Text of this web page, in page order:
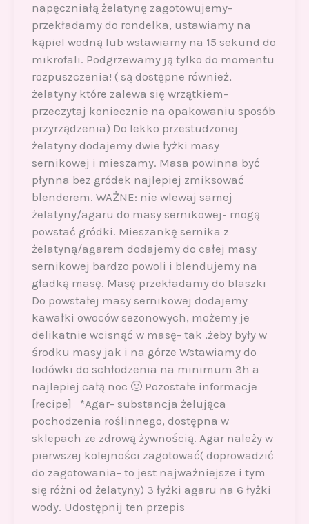
napęczniałą żelatynę zagotowujemy-
przekładamy do rondelka, ustawiamy na
kąpiel wodną lub wstawiamy na 15 sekund do
mikrofali. Podgrzewamy ją tylko do momentu
rozpuszczenia! ( są dostępne również,
żelatyny które zalewa się wrzątkiem-
przeczytaj koniecznie na opakowaniu sposób
przyrządzenia) Do lekko przestudzonej
żelatyny dodajemy dwie łyżki masy
sernikowej i mieszamy. Masa powinna być
płynna bez gródek najlepiej zmiksować
blenderem. WAŻNE: nie wlewaj samej
żelatyny/agaru do masy sernikowej- mogą
powstać gródki. Mieszankę sernika z
żelatyną/agarem dodajemy do całej masy
sernikowej bardzo powoli i blendujemy na
gładką masę. Masę przekładamy do blaszki
Do powstałej masy sernikowej dodajemy
kawałki owoców sezonowych, możemy je
delikatnie wcisnąć w masę- tak ,żeby były w
środku masy jak i na górze Wstawiamy do
lodówki do schłodzenia na minimum 3h a
najlepiej całą noc 🙂 Pozostałe informacje
[recipe] *Agar- substancja żelująca
pochodzenia roślinnego, dostępna w
sklepach ze zdrową żywnością. Agar należy w
pierwszej kolejności zagotować( doprowadzić
do zagotowania- to jest najważniejsze i tym
się różni od żelatyny) 3 łyżki agaru na 6 łyżki
wody. Udostępnij ten przepis